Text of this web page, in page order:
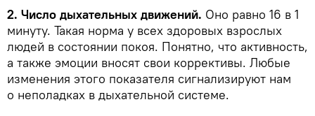
2. Число дыхательных движений. Оно равно 16 в 1
минуту. Такая норма у всех здоровых взрослых
людей в состоянии покоя. Понятно, что активность,
а также эмоции вносят свои коррективы. Любые
изменения этого показателя сигнализируют нам
о неполадках в дыхательной системе.